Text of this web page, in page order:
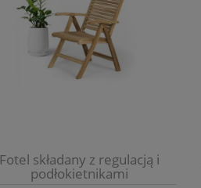
Fotel składany z regulacją i
podłokietnikami